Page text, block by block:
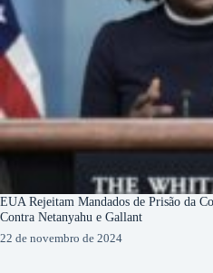
EUA Rejeitam Mandados de Prisão da
Contra Netanyahu e Gallant
22 de novembro de 2024